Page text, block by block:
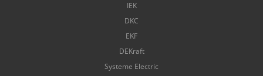
IEK
DKC
EKF
DEKraft
Systeme Electric